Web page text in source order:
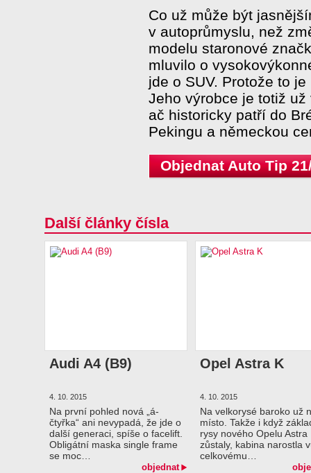
Co už může být
v autoprůmyslu, než
modelu staronové
mluvilo o
jde o SUV. Protože to
Jeho výrobce je totiž
ač historicky patří do
Pekingu a německou
Objednat Auto Tip
Další články čísla
Audi A4 (B9)
4. 10. 2015
Na první pohled nová „á-
čtyřka“ ani nevypadá, že jde o
další generaci, spíše o facelift.
Obligátní maska single frame
se moc…
objednat
Opel Astra K
4. 10. 2015
Na velkorysé baroko už
místo. Takže i když
rysy nového Opelu Astra
zůstaly, kabina narostla
celkovému…